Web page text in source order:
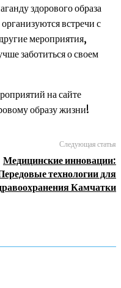
здорового образа
встречи с
мероприятия,
заботиться о своем
на сайте
образу жизни!
Следующая статья
Медицинские инновации:
технологии для
Камчатки